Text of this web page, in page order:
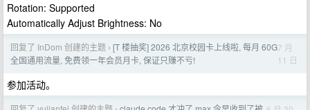
Rotation: Supported
Automatically Adjust Brightness: No
回复了 InDom 创建的主题 › [T 楼抽奖] 2026 北京校园卡上线啦, 每月 60G
全国通用流量, 免费领一年会员月卡, 保证只赚不亏!
7 月
11 日
参加活动。